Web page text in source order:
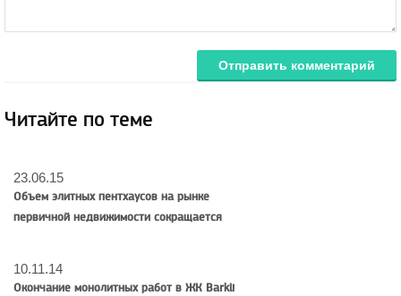
Отправить комментарий
Читайте по теме
23.06.15
Объем элитных пентхаусов на рынке
первичной недвижимости сокращается
10.11.14
Окончание монолитных работ в ЖК Barkli